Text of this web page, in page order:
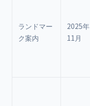
ランドマー
ク案内
2025年
11月